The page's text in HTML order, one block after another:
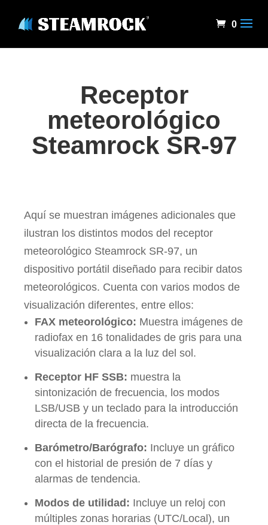
0
Receptor
meteorológico
Steamrock SR-97
Aquí se muestran imágenes adicionales que
ilustran los distintos modos del receptor
meteorológico Steamrock SR-97, un
dispositivo portátil diseñado para recibir datos
meteorológicos. Cuenta con varios modos de
visualización diferentes, entre ellos:
FAX meteorológico: Muestra imágenes de
radiofax en 16 tonalidades de gris para una
visualización clara a la luz del sol.
Receptor HF SSB: muestra la
sintonización de frecuencia, los modos
LSB/USB y un teclado para la introducción
directa de la frecuencia.
Barómetro/Barógrafo: Incluye un gráfico
con el historial de presión de 7 días y
alarmas de tendencia.
Modos de utilidad: Incluye un reloj con
múltiples zonas horarias (UTC/Local), un